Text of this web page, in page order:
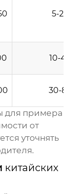
5-20
10-
30-
для примера
от
уточнять
китайских